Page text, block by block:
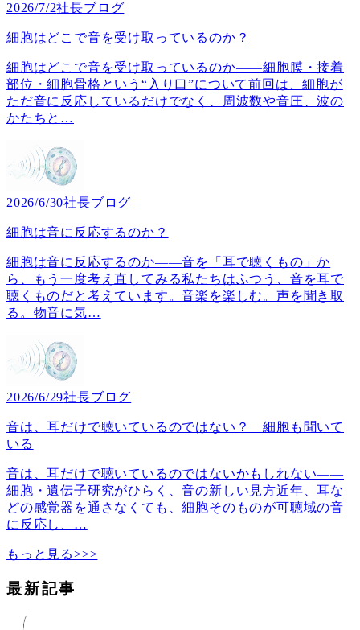
2026/7/2社長ブログ
細胞はどこで音を受け取っているのか？
細胞はどこで音を受け取っているのか――細胞膜・接着
部位・細胞骨格という“入り口”について前回は、細胞が
ただ音に反応しているだけでなく、周波数や音圧、波の
かたちと …
2026/6/30社長ブログ
細胞は音に反応するのか？
細胞は音に反応するのか――音を「耳で聴くもの」か
ら、もう一度考え直してみる私たちはふつう、音を耳で
聴くものだと考えています。音楽を楽しむ。声を聞き取
る。物音に気…
2026/6/29社長ブログ
音は、耳だけで聴いているのではない？ 細胞も聞いて
いる
音は、耳だけで聴いているのではないかもしれない――
細胞・遺伝子研究がひらく、音の新しい見方近年、耳な
どの感覚器を通さなくても、細胞そのものが可聴域の音
に反応し、 …
もっと見る>>>
最新記事